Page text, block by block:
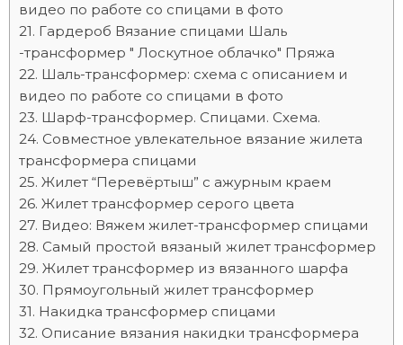
видео по работе со спицами в фото
Гардероб Вязание спицами Шаль
-трансформер " Лоскутное облачко" Пряжа
Шаль-трансформер: схема с описанием и
видео по работе со спицами в фото
Шарф-трансформер. Спицами. Схема.
Совместное увлекательное вязание жилета
трансформера спицами
Жилет “Перевёртыш” с ажурным краем
Жилет трансформер серого цвета
Видео: Вяжем жилет-трансформер спицами
Самый простой вязаный жилет трансформер
Жилет трансформер из вязанного шарфа
Прямоугольный жилет трансформер
Накидка трансформер спицами
Описание вязания накидки трансформера